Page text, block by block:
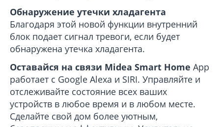
Обнаружение утечки хладагента
Благодаря этой новой функции внутренний
блок подает сигнал тревоги, если будет
обнаружена утечка хладагента.
Оставайся на связи Mideа Ѕmart Home App
работает с Google Alexa и SIRI. Управляйте и
отслеживайте состояние всех ваших
устройств в любое время и в любом месте.
Сделайте свой дом более уютным,